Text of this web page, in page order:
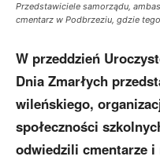
Przedstawiciele samorządu,
cmentarz w Podbrzeziu, gdzie
W przeddzień
Dnia Zmarłych
wileńskiego,
społeczności
odwiedzili cmentarze